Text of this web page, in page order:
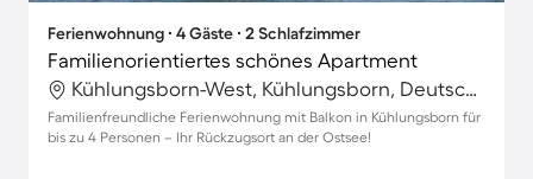
Ferienwohnung ∙ 4 Gäste ∙ 2 Schlafzimmer
Familienorientiertes schönes Apartment
Kühlungsborn-West, Kühlungsborn, Deutschland
Familienfreundliche Ferienwohnung mit Balkon in Kühlungsborn für
bis zu 4 Personen – Ihr Rückzugsort an der Ostsee!